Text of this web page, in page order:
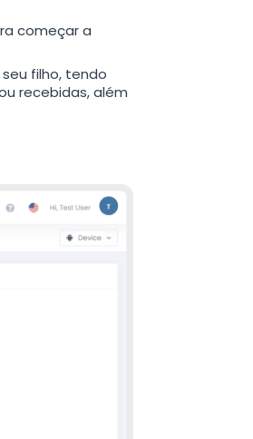
começar a
filho, tendo
recebidas, além